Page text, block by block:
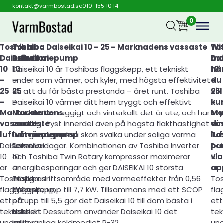
kontakt@varmbostad.se010-155 10 14
0
Toshiba
Daiseikai
10
–
25
–
Marknadens
vassaste
luftvärmepump
Daiseikai
10
är
Toshibas
flaggskepp,
ett
tekniskt
Toshiba
Daiseikai
10
–
25
–
Marknadens
vassaste
luftvärmepump
Daiseikai
10
är
Toshibas
flaggskepp,
ett
tekniskt
Toshiba Daiseikai 10 – 25 – Marknadens vassaste
luftvärmepump
Daiseikai 10 är Toshibas flaggskepp, ett tekniskt
under som värmer, och kyler, med högsta effektivitet
så att du får bästa prestanda – året runt. Toshiba
Daiseikai 10 värmer ditt hem tryggt och effektivt
oavsett hur ruggigt och vinterkallt det är ute, och har
en riktigt tyst innerdel även på högsta fläkthastighet
Den ger dig också skön svalka under soliga varma
sommardagar. Kombinationen av Toshiba Inverter
och Toshiba Twin Rotary kompressor maximerar
energibesparingar och ger DAISEIKAI 10 största
möjliga driftsområde med värmeeffekter från 0,56
kW ända upp till 7,7 kW. Tillsammans med ett SCOP
på upp till 5,5 gör det Daiseikai 10 till dom bästa i
klassen. Dessutom använder Daiseikai 10 det
10
–
25
–
10
är
ett
du
vill
din
via